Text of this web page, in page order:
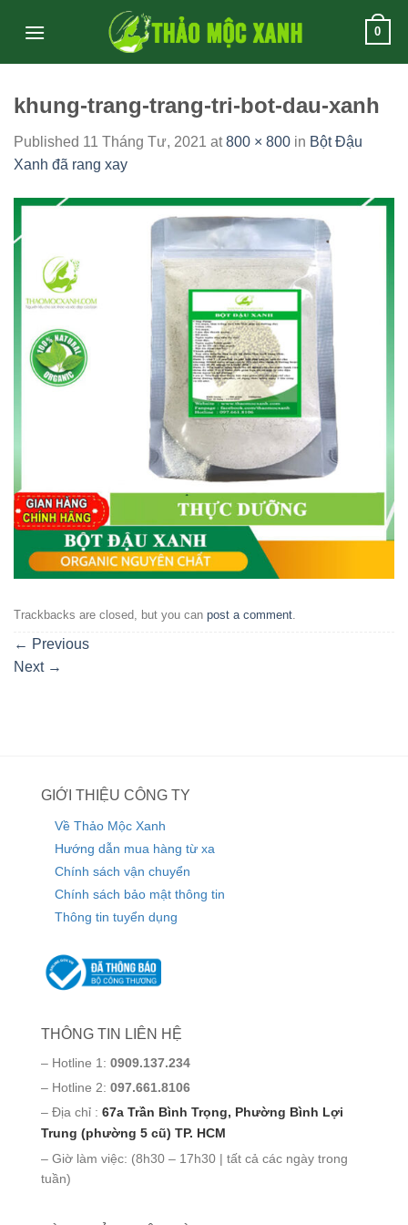
0
khung-trang-trang-tri-bot-dau-xanh
Published 11 Tháng Tư, 2021 at800 × 800 in Bột Đậu
Xanh đã rang xay
Trackbacks are closed, but you can post a comment.
← Previous
Next →
GIỚI THIỆU CÔNG TY
Về Thảo Mộc Xanh
Hướng dẫn mua hàng từ xa
Chính sách vận chuyển
Chính sách bảo mật thông tin
Thông tin tuyển dụng
THÔNG TIN LIÊN HỆ
– Hotline 1: 0909.137.234
– Hotline 2: 097.661.8106
– Địa chỉ : 67a Trần Bình Trọng, Phường Bình Lợi
Trung (phường 5 cũ) TP. HCM
– Giờ làm việc: (8h30 – 17h30 | tất cả các ngày trong
tuần)